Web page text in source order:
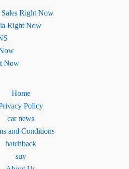
Right Now
Right Now
Now
Home
Policy
car news
and Conditions
hatchback
suv